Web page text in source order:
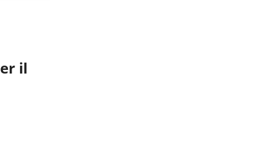
il